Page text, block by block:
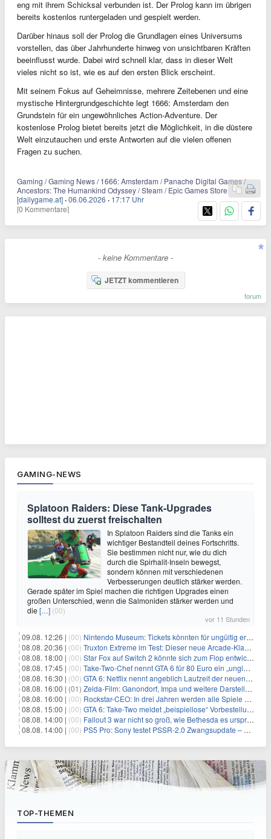
eng mit ihrem Schicksal verbunden ist. Der Prolog kann im übrigen
bereits kostenlos runtergeladen und gespielt werden.
Darüber hinaus soll der Prolog die Grundlagen eines Universums
vorstellen, das über Jahrhunderte hinweg von unsichtbaren Kräften
beeinflusst wurde. Dabei wird schnell klar, dass in dieser Welt
vieles nicht so ist, wie es auf den ersten Blick erscheint.
Mit seinem Fokus auf Geheimnisse, mehrere Zeitebenen und eine
mystische Hintergrundgeschichte legt 1666: Amsterdam den
Grundstein für ein ungewöhnliches Action-Adventure. Der
kostenlose Prolog bietet bereits jetzt die Möglichkeit, in die düstere
Welt einzutauchen und erste Antworten auf die vielen offenen
Fragen zu suchen.
Gaming / Gaming News / 1666: Amsterdam / Panache Digital Games /
Ancestors: The Humankind Odyssey / Steam / Epic Games Store
[dailygame.at] ·06.06.2026 · 17:17 Uhr
[0 Kommentare]
- keine Kommentare -
JETZT kommentieren
forum
GAMING-NEWS
Splatoon Raiders: Diese Tank-Upgrades
solltest du zuerst freischalten
In Splatoon Raiders sind die Tanks ein
wichtiger Bestandteil deines Fortschritts.
Sie bestimmen nicht nur, wie du dich
durch die Spirhalit-Inseln bewegst,
sondern können mit verschiedenen
Verbesserungen deutlich stärker werden.
Gerade später im Spiel machen die richtigen Upgrades einen
großen Unterschied, wenn die Salmoniden stärker werden und
die […] (00)
vor 11 Stunden
09.08. 12:26 | (00) Nintendo Museum: Tickets könnten für ungültig erklärt werden!
08.08. 20:36 | (00) Truxton Extreme im Test: Dieser neue Arcade-Klassiker verzeiht dir gar nichts
08.08. 18:00 | (00) Star Fox auf Switch 2 könnte sich zum Flop entwickeln
08.08. 17:45 | (00) Take-Two-Chef nennt GTA 6 für 80 Euro ein „unglaubliches Schnäppchen“
08.08. 16:30 | (00) GTA 6: Netflix nennt angeblich Laufzeit der neuen Gameplay-Präsentation
08.08. 16:00 | (01) Zelda-Film: Ganondorf, Impa und weitere Darsteller sollen feststehen
08.08. 16:00 | (00) Rockstar-CEO: In drei Jahren werden alle Spiele gestreamt
08.08. 15:00 | (00) GTA 6: Take-Two meldet „beispiellose“ Vorbestellungen – und nennt sie im selben Atemzug unkalkulierbar
08.08. 14:00 | (00) Fallout 3 war nicht so groß, wie Bethesda es ursprünglich wollte
08.08. 14:00 | (00) PS5 Pro: Sony testet PSSR-2.0 Zwangsupdate – und das ist gut so
TOP-THEMEN